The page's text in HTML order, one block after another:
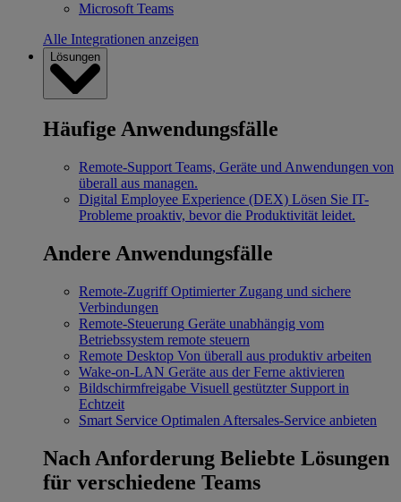
Microsoft Teams
Alle Integrationen anzeigen
Lösungen
Häufige Anwendungsfälle
Remote-Support Teams, Geräte und Anwendungen von
überall aus managen.
Digital Employee Experience (DEX) Lösen Sie IT-
Probleme proaktiv, bevor die Produktivität leidet.
Andere Anwendungsfälle
Remote-Zugriff Optimierter Zugang und sichere
Verbindungen
Remote-Steuerung Geräte unabhängig vom
Betriebssystem remote steuern
Remote Desktop Von überall aus produktiv arbeiten
Wake-on-LAN Geräte aus der Ferne aktivieren
Bildschirmfreigabe Visuell gestützter Support in
Echtzeit
Smart Service Optimalen Aftersales-Service anbieten
Nach Anforderung Beliebte Lösungen
für verschiedene Teams